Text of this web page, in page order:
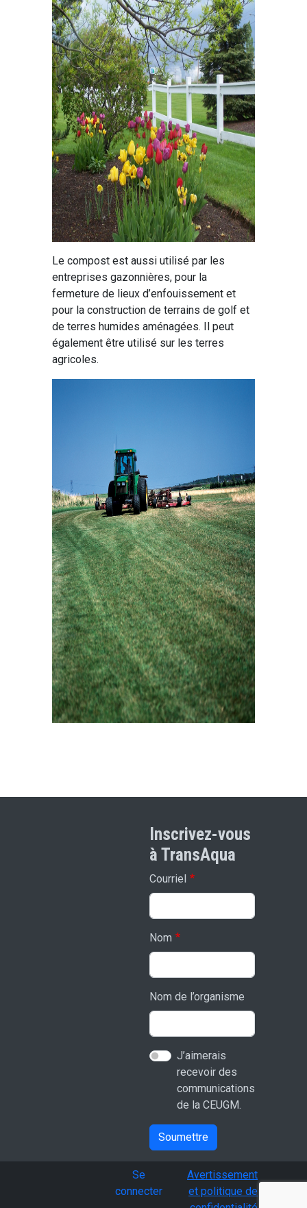
Le compost est aussi utilisé par les
entreprises gazonnières, pour la
fermeture de lieux d’enfouissement et
pour la construction de terrains de golf et
de terres humides aménagées. Il peut
également être utilisé sur les terres
agricoles.
Inscrivez-vous
à TransAqua
Courriel
Nom
Nom de l’organisme
J’aimerais
recevoir des
communications
de la CEUGM.
Soumettre
User account menu
Se
connecter
Avertissement
et politique de